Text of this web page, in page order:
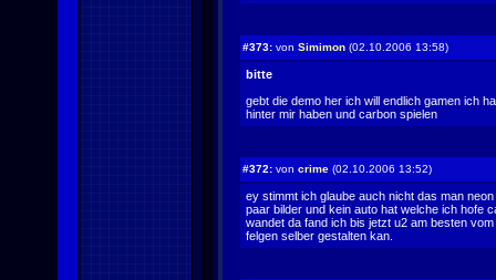
#373: von Simimon (02.10.2006 13:58)
bitte
gebt die demo her ich will endlich gamen ich
hinter mir haben und carbon spielen
#372: von crime (02.10.2006 13:52)
ey stimmt ich glaube auch nicht das man
paar bilder und kein auto hat welche ich hofe
wandet da fand ich bis jetzt u2 am besten
felgen selber gestalten kan.